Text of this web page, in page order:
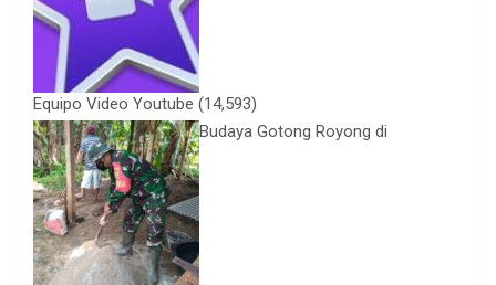
Equipo Video Youtube (14,593)
Budaya Gotong Royong di